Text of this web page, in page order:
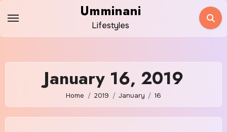
content
Umminani
Lifestyles
January 16, 2019
Home 2019 January 16